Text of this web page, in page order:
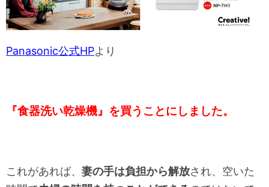
Panasonic公式HPより
『食器洗い乾燥機』を買うことにしました。
これがあれば、 妻の手は負担から解放され、空いた